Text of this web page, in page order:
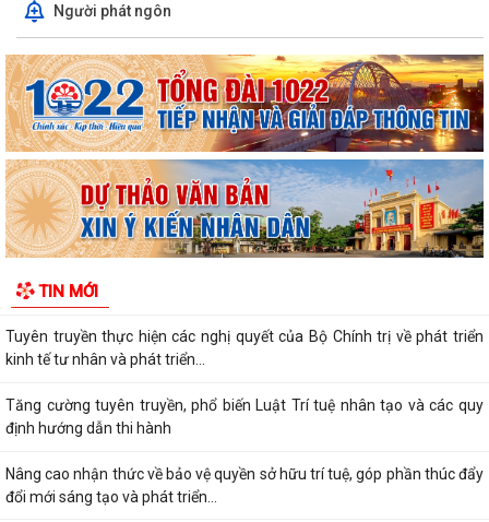
Người phát ngôn
TIN MỚI
Xã Kiến Thụy: Tổ chức hội nghị hướng dẫn cài đặt và sử dụng ứng
dụng eTax Mobile
Phát động sáng tác các tác phẩm thơ, âm nhạc, nhiếp ảnh chào mừng
tỉnh Quảng Ninh trở thành thành...
Đẩy mạnh thực hiện Đề án 06/CP, thúc đẩy chuyển đổi số, phục vụ
Nhân dân
Tăng cường thực hiện chính sách, pháp luật về an toàn thực phẩm
đoạn 2026 – 2030
Tuyên truyền thực hiện các nghị quyết của Bộ Chính trị về phát triển
kinh tế tư nhân và phát triển...
Tăng cường tuyên truyền, phổ biến Luật Trí tuệ nhân tạo và các quy
định hướng dẫn thi hành
Nâng cao nhận thức về bảo vệ quyền sở hữu trí tuệ, góp phần thúc đẩy
đổi mới sáng tạo và phát triển...